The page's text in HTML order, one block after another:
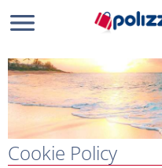
Cookie Policy